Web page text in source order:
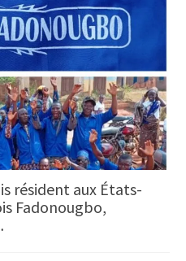
résident aux États-
Fadonougbo,